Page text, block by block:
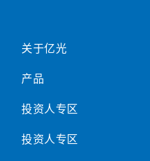
关于亿光
产品
投资人专区
投资人专区